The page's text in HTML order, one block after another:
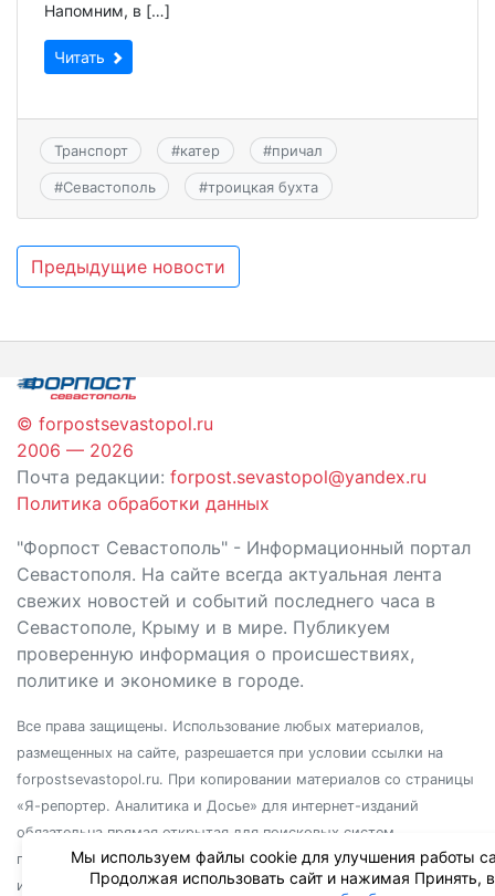
Напомним, в […]
Читать
Транспорт #катер #причал
#Севастополь #троицкая бухта
Навигация
записям
Предыдущие новости
© forpostsevastopol.ru
2006 — 2026
Почта редакции: forpost.sevastopol@yandex.ru
Политика обработки данных
"Форпост Севастополь" - Информационный портал
Севастополя. На сайте всегда актуальная лента
свежих новостей и событий последнего часа в
Севастополе, Крыму и в мире. Публикуем
проверенную информация о происшествиях,
политике и экономике в городе.
Все права защищены. Использование любых материалов,
размещенных на сайте, разрешается при условии ссылки на
forpostsevastopol.ru. При копировании материалов со страницы
«Я-репортер. Аналитика и Досье» для интернет-изданий
обязательна прямая открытая для поисковых систем
гиперссылка. Независимо от полного или частичного
использования материалов, ссылка должна быть размещена в
Мы используем файлы cookie для улучшения работы
Продолжая использовать сайт и нажимая Принять,